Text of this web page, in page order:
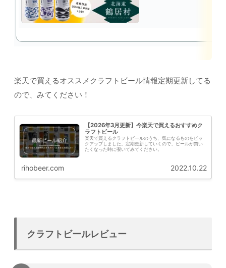
楽天で買えるオススメクラフトビール情報定期更新してる
ので、みてください！
【2026年3月更新】今楽天で買えるおすすめク
ラフトビール
楽天で買えるクラフトビールのうち、気になるものをピッ
クアップしました。定期更新していくので、ビールが買い
たくなった時に覗いてみてください。
rihobeer.com 2022.10.22
クラフトビールレビュー